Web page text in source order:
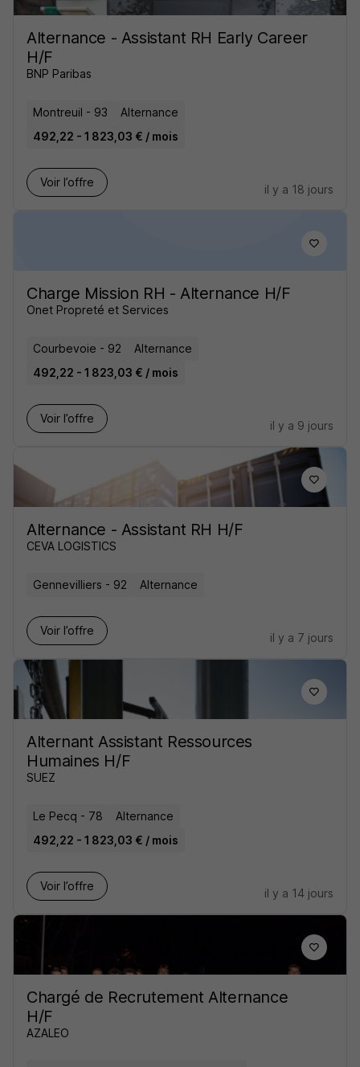
Alternance - Assistant RH Early Career
H/F
BNP Paribas
Montreuil - 93
Alternance
492,22 - 1 823,03 € / mois
Voir l’offre
il y a 18 jours
Charge Mission RH - Alternance H/F
Onet Propreté et Services
Courbevoie - 92
Alternance
492,22 - 1 823,03 € / mois
Voir l’offre
il y a 9 jours
Alternance - Assistant RH H/F
CEVA LOGISTICS
Gennevilliers - 92 Alternance
Voir l’offre
il y a 7 jours
Alternant Assistant Ressources
Humaines H/F
SUEZ
Le Pecq - 78
Alternance
492,22 - 1 823,03 € / mois
Voir l’offre
il y a 14 jours
Chargé de Recrutement Alternance
H/F
AZALEO